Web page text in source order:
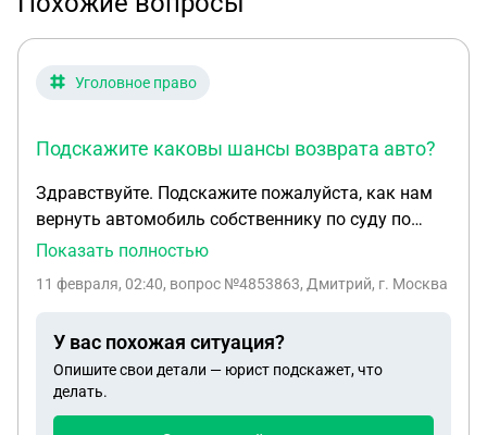
Уголовное право
Подскажите каковы шансы возврата авто?
Здравствуйте. Подскажите пожалуйста, как нам
вернуть автомобиль собственнику по суду по
уголовному делу, так как я был задержан на нём
автомобилю никакого не имею. Ранее данным
вписан по авто. Автомобиль изъяли как
вещественное доказательство на штраф стоянку
пол года назад, следователь вернуть отказалась,
Показать полностью
11 февраля, 02:40, вопрос №4853863, Дмитрий, г. Москва
У вас похожая ситуация?
Опишите свои детали — юрист подскажет, что
делать.